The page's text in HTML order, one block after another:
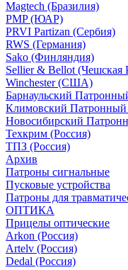
Magtech (Бразилия)
PMP (ЮАР)
PRVI Partizan (Сербия)
RWS (Германия)
Sako (Финляндия)
Sellier & Bellot (Чешская
Winchester (США)
Барнаульский
Климовский Патронный
Новосибирский
Техкрим (Россия)
ТПЗ (Россия)
Архив
Патроны сигнальные
Пусковые устройства
Патроны для
ОПТИКА
Прицелы оптические
Arkon (Россия)
Artelv (Россия)
Dedal (Россия)